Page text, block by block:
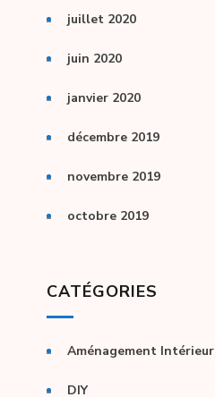
juillet 2020
juin 2020
janvier 2020
décembre 2019
novembre 2019
octobre 2019
CATÉGORIES
Aménagement Intérieur
DIY